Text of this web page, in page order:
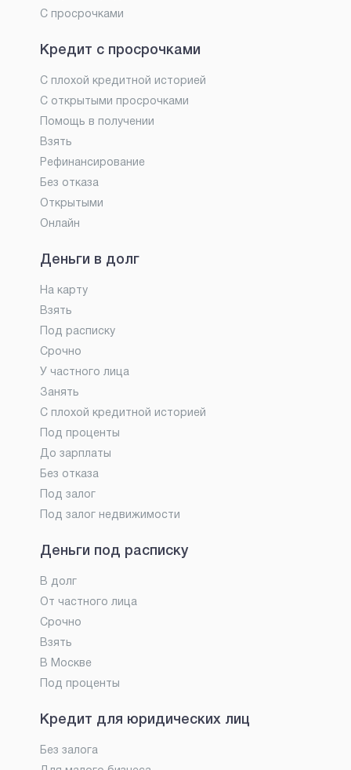
С просрочками
Кредит с просрочками
С плохой кредитной историей
С открытыми просрочками
Помощь в получении
Взять
Рефинансирование
Без отказа
Открытыми
Онлайн
Деньги в долг
На карту
Взять
Под расписку
Срочно
У частного лица
Занять
С плохой кредитной историей
Под проценты
До зарплаты
Без отказа
Под залог
Под залог недвижимости
Деньги под расписку
В долг
От частного лица
Срочно
Взять
В Москве
Под проценты
Кредит для юридических лиц
Без залога